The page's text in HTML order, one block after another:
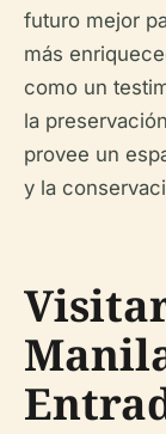
futuro mejor
más
como un
la
provee un
y la